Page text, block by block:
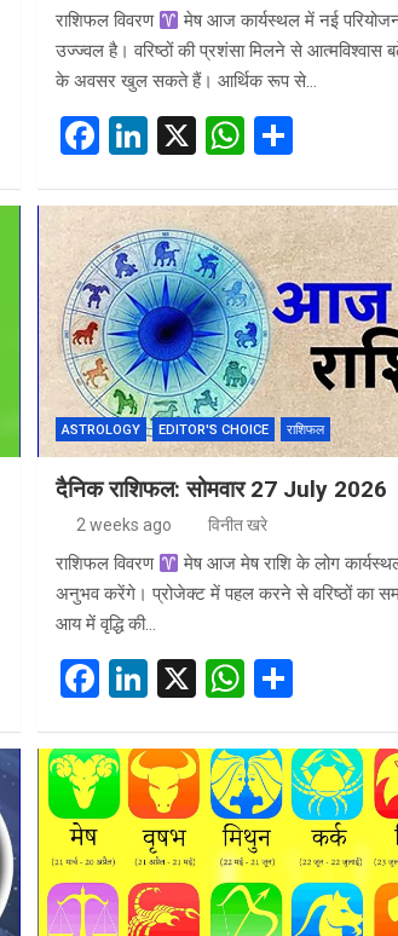
राशिफल विवरण
मेष आज कार्यस्थल में नई
उज्ज्वल है। वरिष्ठों की प्रशंसा मिलने से आत्मविश्वास
के अवसर खुल सकते हैं। आर्थिक रूप से…
F
ce
b
o
o
k
Li
ke
dI
n
X
W
at
s
A
p
p
ar
e
ASTROLOGY EDITOR'S CHOICE राशिफल
दैनिक राशिफल: सोमवार 27 July 2026
2 weeks ago विनीत खरे
राशिफल विवरण
मेष आज मेष राशि के लोग
अनुभव करेंगे। प्रोजेक्ट में पहल करने से वरिष्ठों का
आय में वृद्धि की…
F
ce
b
o
o
k
Li
ke
dI
n
X W
at
s
A
p
p
S
ar
e